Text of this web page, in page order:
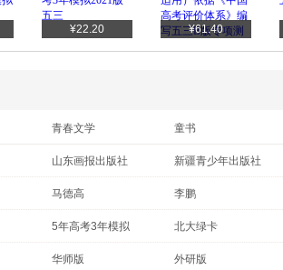
¥22.20 ¥61.40
青春文学
童书
小说
计算机/网络
农业/林业
管理
山东画报出版社
新疆青少年出版社
海南出版社
浙江教育出版社
马德高
李鹏
为华
王芳
5年高考3年模拟
北大绿卡
轻巧夺冠
基础知识手册
华师版
外研版